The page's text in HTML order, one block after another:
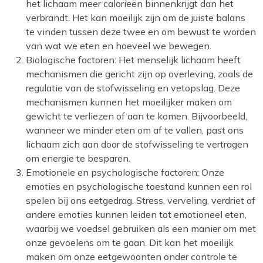
het lichaam meer calorieën binnenkrijgt dan het
verbrandt. Het kan moeilijk zijn om de juiste balans
te vinden tussen deze twee en om bewust te worden
van wat we eten en hoeveel we bewegen.
Biologische factoren: Het menselijk lichaam heeft
mechanismen die gericht zijn op overleving, zoals de
regulatie van de stofwisseling en vetopslag. Deze
mechanismen kunnen het moeilijker maken om
gewicht te verliezen of aan te komen. Bijvoorbeeld,
wanneer we minder eten om af te vallen, past ons
lichaam zich aan door de stofwisseling te vertragen
om energie te besparen.
Emotionele en psychologische factoren: Onze
emoties en psychologische toestand kunnen een rol
spelen bij ons eetgedrag. Stress, verveling, verdriet of
andere emoties kunnen leiden tot emotioneel eten,
waarbij we voedsel gebruiken als een manier om met
onze gevoelens om te gaan. Dit kan het moeilijk
maken om onze eetgewoonten onder controle te